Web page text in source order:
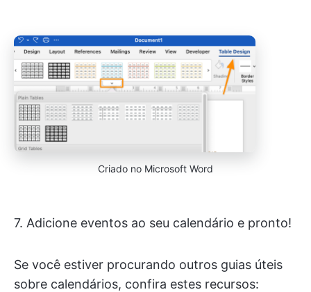
Criado no Microsoft Word
7. Adicione eventos ao seu calendário e pronto!
Se você estiver procurando outros guias úteis
sobre calendários, confira estes recursos: